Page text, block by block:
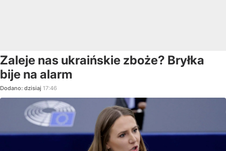
Zaleje nas ukraińskie zboże? Bryłka
bije na alarm
Dodano: dzisiaj 17:46